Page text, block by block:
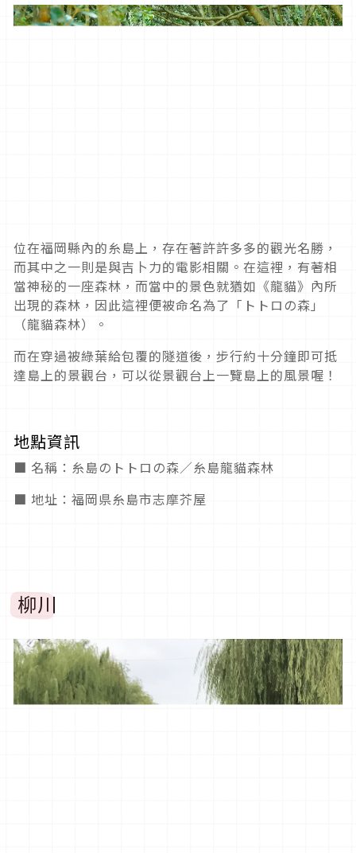
位在福岡縣內的糸島上，存在著許許多多的觀光名勝，
而其中之一則是與吉卜力的電影相關。在這裡，有著相
當神秘的一座森林，而當中的景色就猶如《龍貓》內所
出現的森林，因此這裡便被命名為了「トトロの森」
（龍貓森林）。
而在穿過被綠葉給包覆的隧道後，步行約十分鐘即可抵
達島上的景觀台，可以從景觀台上一覽島上的風景喔！
地點資訊
■ 名稱：糸島のトトロの森／糸島龍貓森林
■ 地址：福岡県糸島市志摩芥屋
柳川